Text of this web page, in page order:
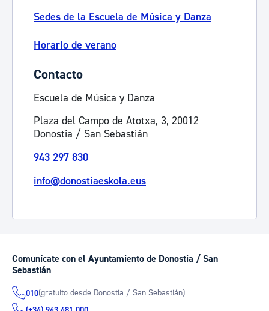
Sedes de la Escuela de Música y Danza
Horario de verano
Contacto
Escuela de Música y Danza
Plaza del Campo de Atotxa, 3, 20012
Donostia / San Sebastián
943 297 830
info@donostiaeskola.eus
Comunícate con el Ayuntamiento de Donostia / San
Sebastián
010(gratuito desde Donostia / San Sebastián)